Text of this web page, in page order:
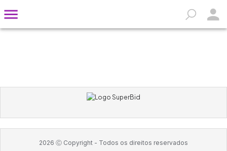
2026 Ⓒ Copyright - Todos os direitos reservados